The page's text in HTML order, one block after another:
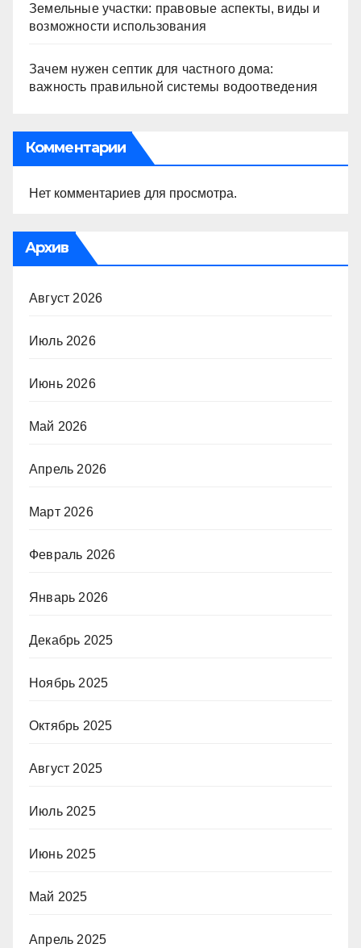
Земельные участки: правовые аспекты, виды и
возможности использования
Зачем нужен септик для частного дома:
важность правильной системы водоотведения
Комментарии
Нет комментариев для просмотра.
Архив
Август 2026
Июль 2026
Июнь 2026
Май 2026
Апрель 2026
Март 2026
Февраль 2026
Январь 2026
Декабрь 2025
Ноябрь 2025
Октябрь 2025
Август 2025
Июль 2025
Июнь 2025
Май 2025
Апрель 2025